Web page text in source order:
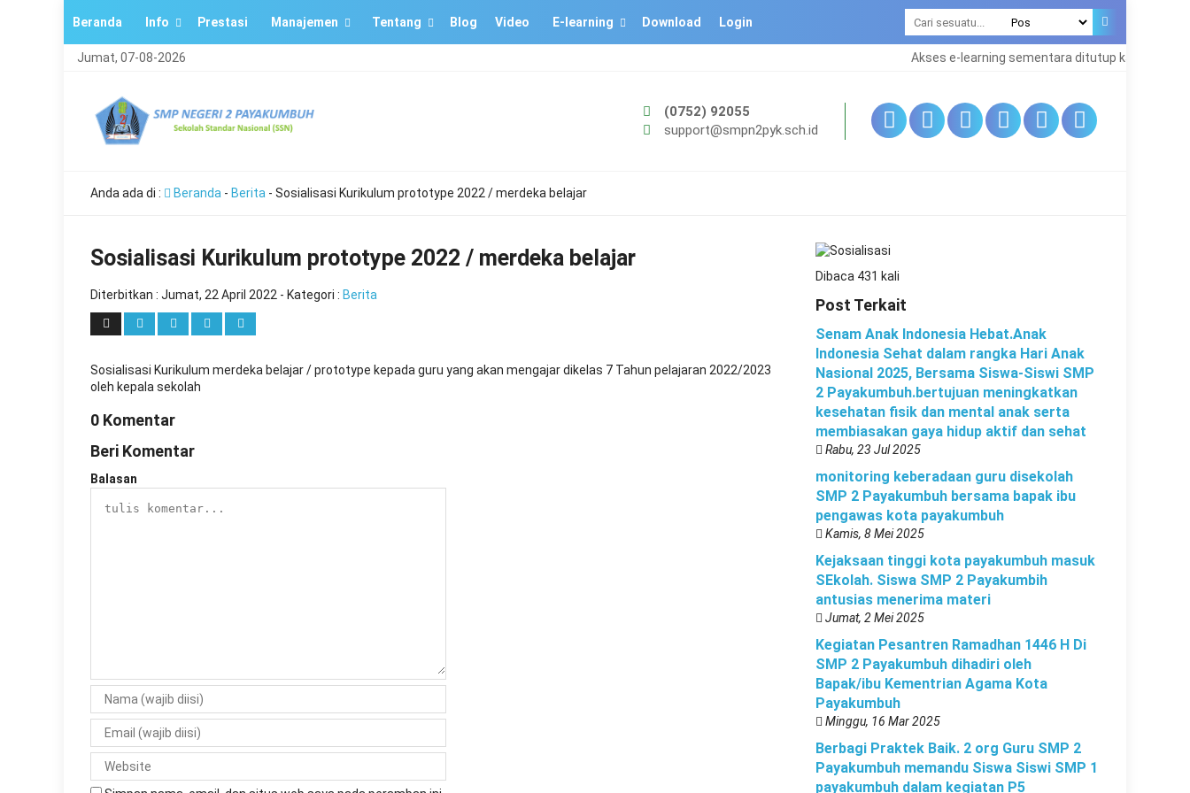
Beranda Info Prestasi Manajemen Tentang Blog Video E-learning Download Login
Jumat, 07-08-2026 Akses e-learning sementara ditutup karna
(0752) 92055
support@smpn2pyk.sch.id
Anda ada di : Beranda - Berita - Sosialisasi Kurikulum prototype 2022 / merdeka belajar
Sosialisasi Kurikulum prototype 2022 / merdeka belajar
Diterbitkan : Jumat, 22 April 2022 - Kategori : Berita
Sosialisasi Kurikulum merdeka belajar / prototype kepada guru yang akan mengajar dikelas 7 Tahun pelajaran 2022/2023
oleh kepala sekolah
0 Komentar
Beri Komentar
Balasan
Dibaca 431 kali
Post Terkait
Senam Anak Indonesia Hebat.Anak
Indonesia Sehat dalam rangka Hari Anak
Nasional 2025, Bersama Siswa-Siswi SMP
2 Payakumbuh.bertujuan meningkatkan
kesehatan fisik dan mental anak serta
membiasakan gaya hidup aktif dan sehat
Rabu, 23 Jul 2025
monitoring keberadaan guru disekolah
SMP 2 Payakumbuh bersama bapak ibu
pengawas kota payakumbuh
Kamis, 8 Mei 2025
Kejaksaan tinggi kota payakumbuh masuk
SEkolah. Siswa SMP 2 Payakumbih
antusias menerima materi
Jumat, 2 Mei 2025
Kegiatan Pesantren Ramadhan 1446 H Di
SMP 2 Payakumbuh dihadiri oleh
Bapak/ibu Kementrian Agama Kota
Payakumbuh
Minggu, 16 Mar 2025
Berbagi Praktek Baik. 2 org Guru SMP 2
Payakumbuh memandu Siswa Siswi SMP 1
payakumbuh dalam kegiatan P5